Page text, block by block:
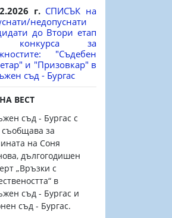
г. СПИСЪК на
недопуснати
до Втори етап
конкурса за
"Съдебен
и "Призовкар" в
съд - Бургас
ВЕСТ
съд - Бургас с
съобщава за
на Соня
дългогодишен
„Връзки с
в
съд - Бургас и
съд - Бургас.